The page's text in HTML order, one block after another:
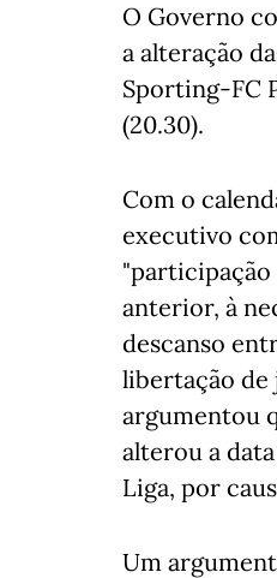
O Governo
a alteração
Sporting-FC
(20.30).
Com o
executivo
"participação
anterior, à
descanso
libertação de
argumentou
alterou a
Liga, por
Um